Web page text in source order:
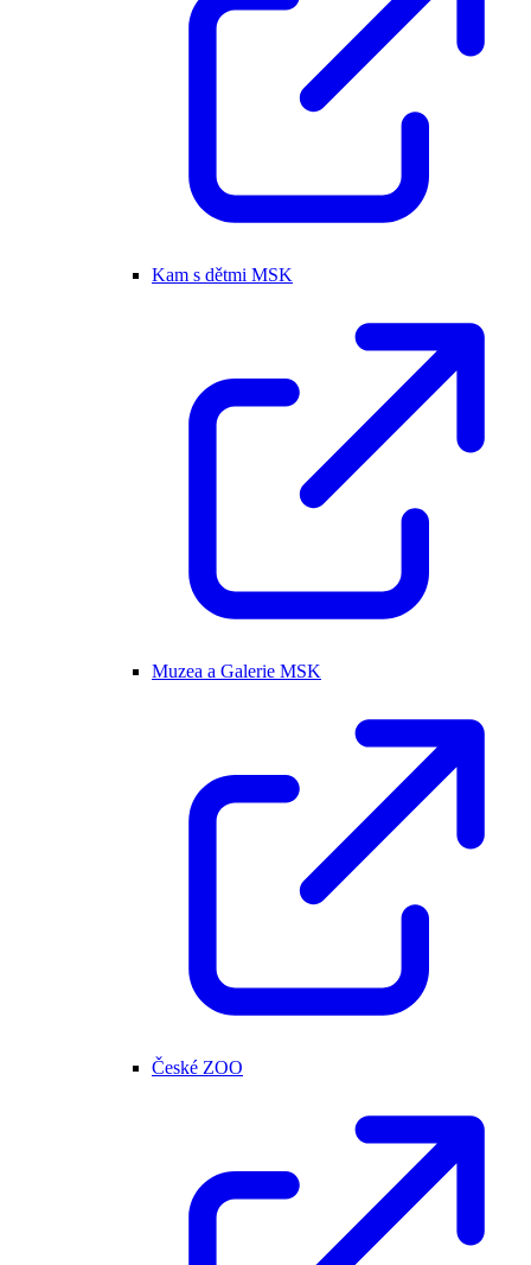
Kam s dětmi MSK
Muzea a Galerie MSK
České ZOO